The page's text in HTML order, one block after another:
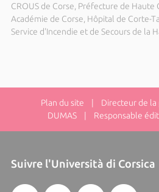
CROUS de Corse, Préfecture de Haute
Académie de Corse, Hôpital de Corte-
Service d'Incendie et de Secours de la
Plan du site | Directeur de la
DUMAS | Responsable
Suivre l'Università di Corsica